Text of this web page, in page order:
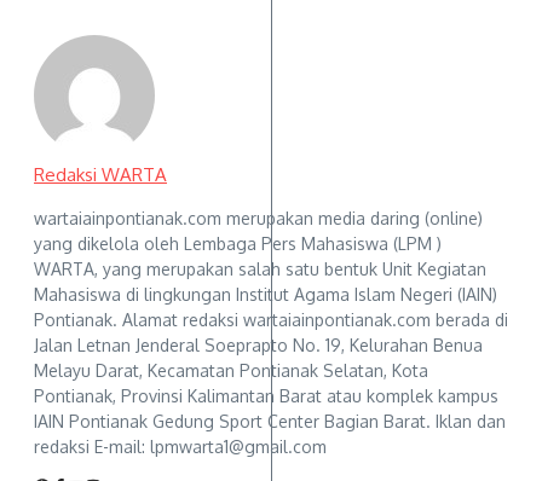
Redaksi WARTA
wartaiainpontianak.com merupakan media daring (online)
yang dikelola oleh Lembaga Pers Mahasiswa (LPM )
WARTA, yang merupakan salah satu bentuk Unit Kegiatan
Mahasiswa di lingkungan Institut Agama Islam Negeri (IAIN)
Pontianak. Alamat redaksi wartaiainpontianak.com berada di
Jalan Letnan Jenderal Soeprapto No. 19, Kelurahan Benua
Melayu Darat, Kecamatan Pontianak Selatan, Kota
Pontianak, Provinsi Kalimantan Barat atau komplek kampus
IAIN Pontianak Gedung Sport Center Bagian Barat. Iklan dan
redaksi E-mail: lpmwarta1@gmail.com